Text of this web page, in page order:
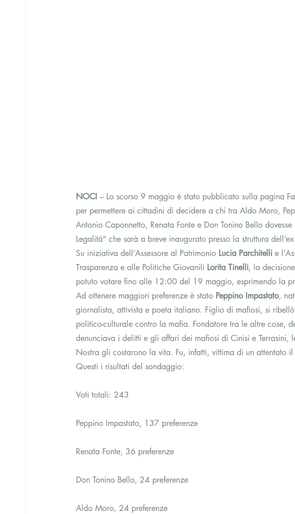
NOCI – Lo scorso 9 maggio è stato pubblicato sulla pagina
per permettere ai cittadini di decidere a chi tra Aldo Moro,
Antonio Caponnetto, Renata Fonte e Don Tonino Bello
Legalità” che sarà a breve inaugurato presso la struttura
Su iniziativa dell’Assessore al Patrimonio Lucia Parchitelli e
Trasparenza e alle Politiche Giovanili Lorita Tinelli, la
potuto votare fino alle 12:00 del 19 maggio, esprimendo la
Ad ottenere maggiori preferenze è stato Peppino Impastato,
giornalista, attivista e poeta italiano. Figlio di mafiosi, si
politico-culturale contro la mafia. Fondatore tra le altre cose,
denunciava i delitti e gli affari dei mafiosi di Cinisi e Terrasini,
Nostra gli costarono la vita. Fu, infatti, vittima di un attentato
Questi i risultati del sondaggio:
Voti totali: 243
Peppino Impastato, 137 preferenze
Renata Fonte, 36 preferenze
Don Tonino Bello, 24 preferenze
Aldo Moro, 24 preferenze